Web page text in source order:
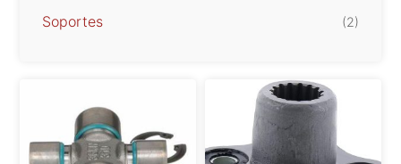
Soportes (2)